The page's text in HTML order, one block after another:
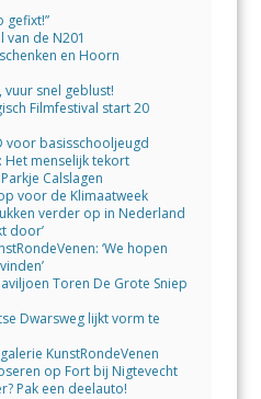
gefixt!”
van de N201
en Hoorn
vuur snel geblust!
Filmfestival start 20
voor basisschooljeugd
Het menselijk tekort
Calslagen
voor de Klimaatweek
verder op in Nederland
door’
‘We hopen
Toren De Grote Sniep
Dwarsweg lijkt vorm te
KunstRondeVenen
op Fort bij Nigtevecht
Pak een deelauto!